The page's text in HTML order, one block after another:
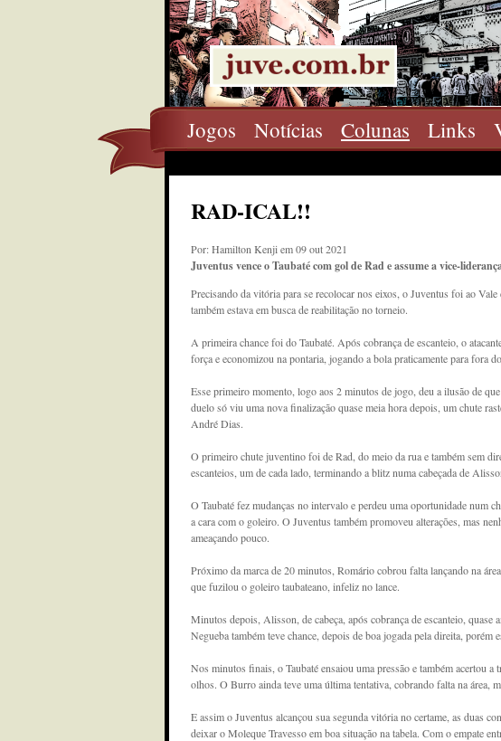
Jogos Notícias Colunas Links
RAD-ICAL!!
Por: Hamilton Kenji em 09 out 2021
Juventus vence o Taubaté com gol de Rad e assume a vice-
Precisando da vitória para se recolocar nos eixos, o Juventus foi ao
também estava em busca de reabilitação no torneio.
A primeira chance foi do Taubaté. Após cobrança de escanteio, o
força e economizou na pontaria, jogando a bola praticamente para fora
Esse primeiro momento, logo aos 2 minutos de jogo, deu a ilusão de
duelo só viu uma nova finalização quase meia hora depois, um chute
André Dias.
O primeiro chute juventino foi de Rad, do meio da rua e também sem
escanteios, um de cada lado, terminando a blitz numa cabeçada de
O Taubaté fez mudanças no intervalo e perdeu uma oportunidade num
a cara com o goleiro. O Juventus também promoveu alterações, mas
ameaçando pouco.
Próximo da marca de 20 minutos, Romário cobrou falta lançando na
que fuzilou o goleiro taubateano, infeliz no lance.
Minutos depois, Alisson, de cabeça, após cobrança de escanteio, quase
Negueba também teve chance, depois de boa jogada pela direita, porém
Nos minutos finais, o Taubaté ensaiou uma pressão e também acertou
olhos. O Burro ainda teve uma última tentativa, cobrando falta na área,
E assim o Juventus alcançou sua segunda vitória no certame, as duas
deixar o Moleque Travesso em boa situação na tabela. Com o empate